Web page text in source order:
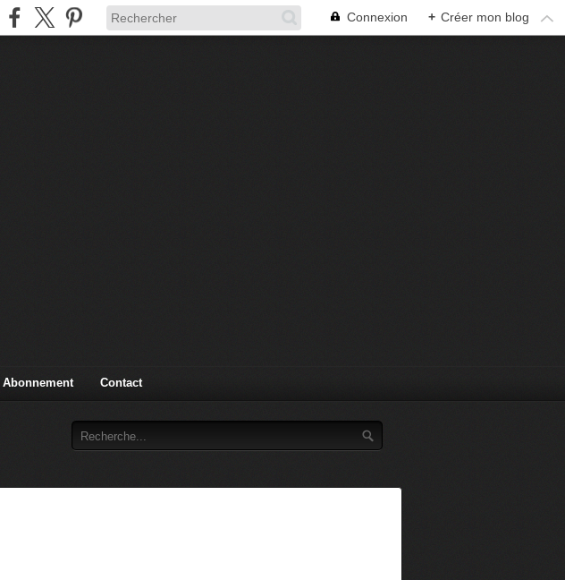
Connexion + Créer mon blog
Abonnement Contact